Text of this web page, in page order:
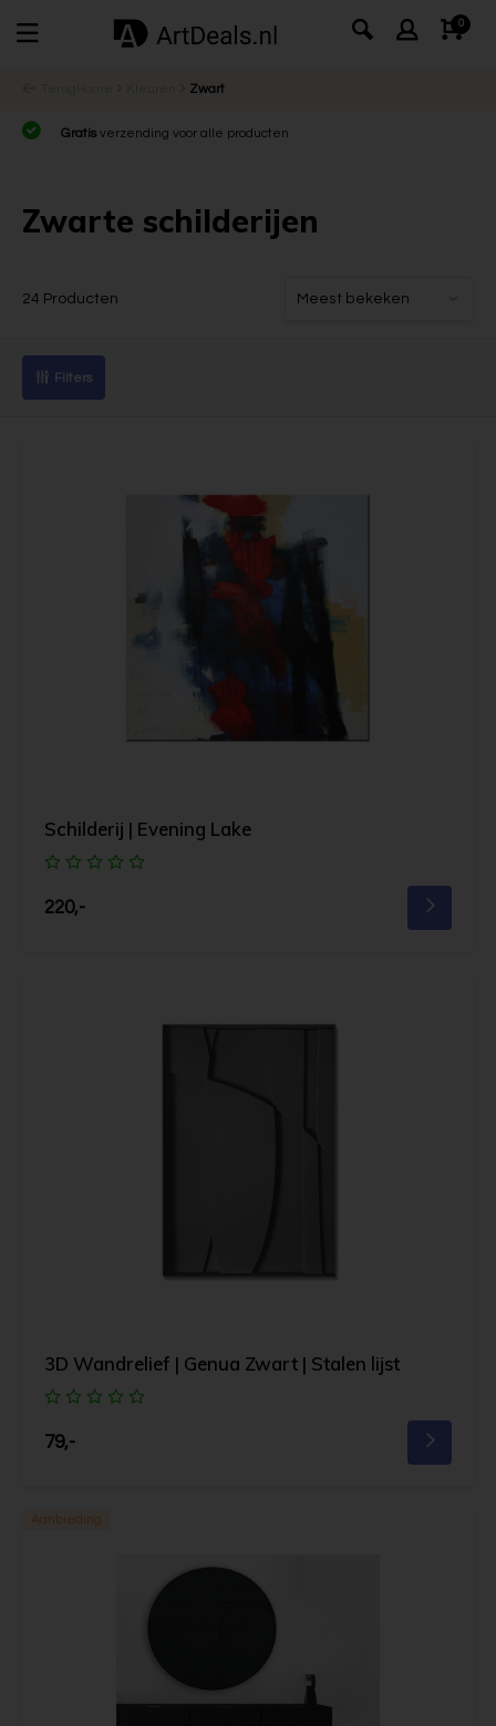
0
Zwart
Gratis verzending voor alle producten
Zwarte schilderijen
24 Producten
Filters
Schilderij | Evening Lake
220,-
3D Wandrelief | Genua Zwart | Stalen lijst
79,-
Aanbieding